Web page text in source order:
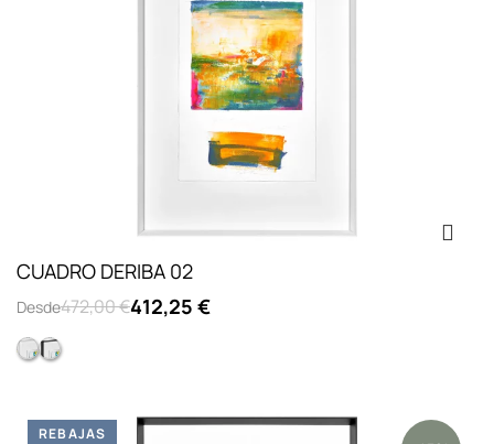
CUADRO DERIBA 02
Desde472,00 €412,25 €
Marco Pirámide Cristal Blanco
Marco Pirámide Cristal Negro
REBAJAS